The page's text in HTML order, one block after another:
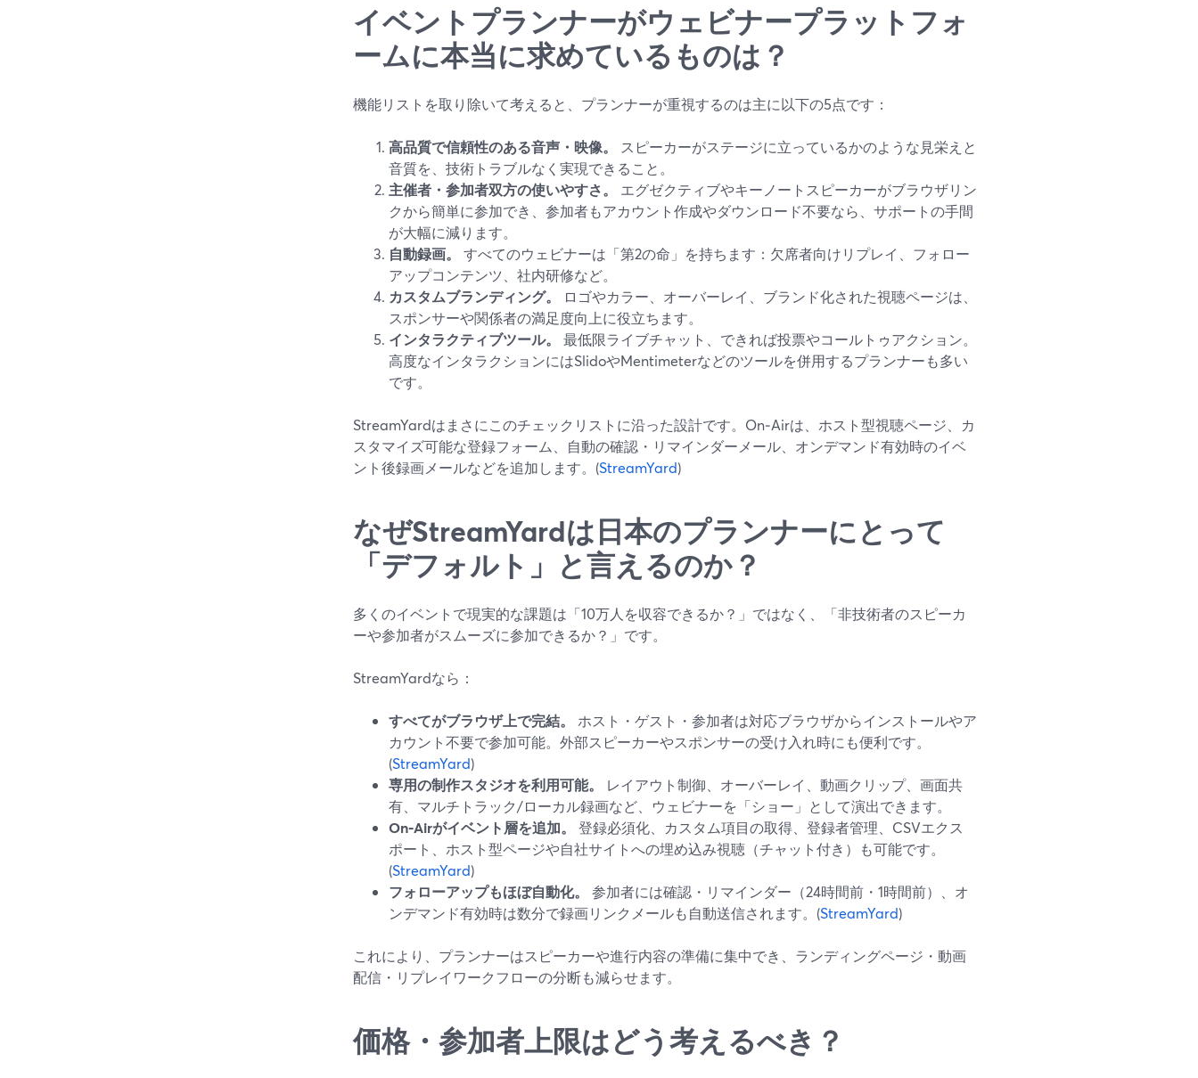
イベントプランナーがウェビナープラットフォ
ームに本当に求めているものは？
機能リストを取り除いて考えると、プランナーが重視するのは主に以下の5点です：
高品質で信頼性のある音声・映像。
スピーカーがステージに立っているかのような見栄えと
音質を、技術トラブルなく実現できること。
主催者・参加者双方の使いやすさ。
エグゼクティブやキーノートスピーカーがブラウザリン
クから簡単に参加でき、参加者もアカウント作成やダウンロード不要なら、サポートの手間
が大幅に減ります。
自動録画。
すべてのウェビナーは「第2の命」を持ちます：欠席者向けリプレイ、フォロー
アップコンテンツ、社内研修など。
カスタムブランディング。
ロゴやカラー、オーバーレイ、ブランド化された視聴ページは、
スポンサーや関係者の満足度向上に役立ちます。
インタラクティブツール。
最低限ライブチャット、できれば投票やコールトゥアクション。
高度なインタラクションにはSlidoやMentimeterなどのツールを併用するプランナーも多い
です。
StreamYardはまさにこのチェックリストに沿った設計です。On‑Airは、ホスト型視聴ページ、カ
スタマイズ可能な登録フォーム、自動の確認・リマインダーメール、オンデマンド有効時のイベ
ント後録画メールなどを追加します。(StreamYard)
なぜStreamYardは日本のプランナーにとって
「デフォルト」と言えるのか？
多くのイベントで現実的な課題は「10万人を収容できるか？」ではなく、「非技術者のスピーカ
ーや参加者がスムーズに参加できるか？」です。
StreamYardなら：
すべてがブラウザ上で完結。
ホスト・ゲスト・参加者は対応ブラウザからインストールやア
カウント不要で参加可能。外部スピーカーやスポンサーの受け入れ時にも便利です。
(StreamYard)
専用の制作スタジオを利用可能。
レイアウト制御、オーバーレイ、動画クリップ、画面共
有、マルチトラック/ローカル録画など、ウェビナーを「ショー」として演出できます。
On‑Airがイベント層を追加。
登録必須化、カスタム項目の取得、登録者管理、CSVエクス
ポート、ホスト型ページや自社サイトへの埋め込み視聴（チャット付き）も可能です。
(StreamYard)
フォローアップもほぼ自動化。
参加者には確認・リマインダー（24時間前・1時間前）、オ
ンデマンド有効時は数分で録画リンクメールも自動送信されます。(StreamYard)
これにより、プランナーはスピーカーや進行内容の準備に集中でき、ランディングページ・動画
配信・リプレイワークフローの分断も減らせます。
価格・参加者上限はどう考えるべき？